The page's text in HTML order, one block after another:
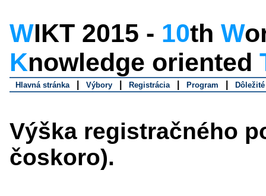
WIKT 2015 - 10th W
Knowledge oriented
Hlavná stránka Výbory Registrácia Program
Výška registračného
čoskoro).